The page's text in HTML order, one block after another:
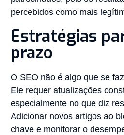
percebidos como mais
Estratégias
prazo
O SEO não é algo que se
Ele requer atualizações
especialmente no que diz
Adicionar novos artigos ao
chave e monitorar o